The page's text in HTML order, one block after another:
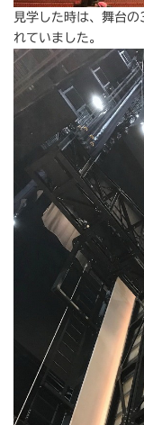
見学した時は、舞台の
れていました。